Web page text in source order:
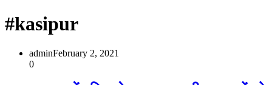
#kasipur
adminFebruary 2, 2021
0